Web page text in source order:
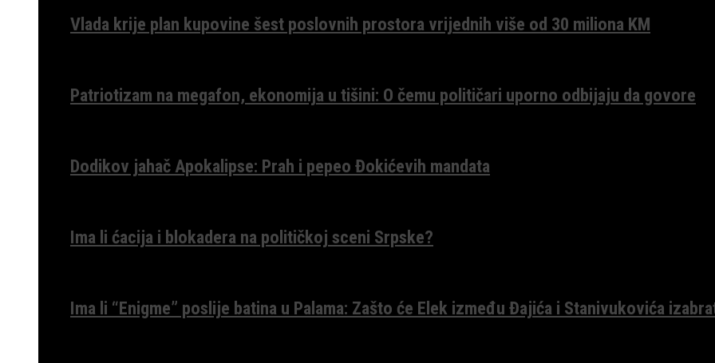
Vlada krije plan kupovine šest poslovnih prostora vrijednih više od 30 miliona KM
Patriotizam na megafon, ekonomija u tišini: O čemu političari uporno odbijaju da govore
Dodikov jahač Apokalipse: Prah i pepeo Đokićevih mandata
Ima li ćacija i blokadera na političkoj sceni Srpske?
Ima li “Enigme” poslije batina u Palama: Zašto će Elek između Đajića i Stanivukovića